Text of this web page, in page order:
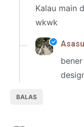
Kalau main
wkwk
BALAS